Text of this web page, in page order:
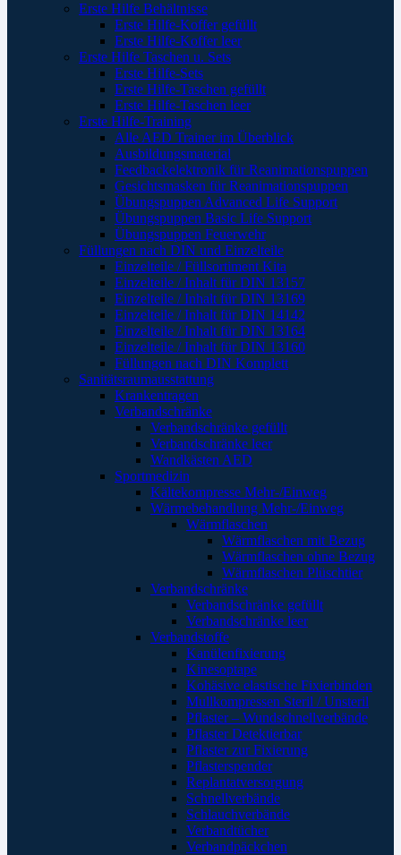
Erste Hilfe Behältnisse
Erste Hilfe-Koffer gefüllt
Erste Hilfe-Koffer leer
Erste Hilfe Taschen u. Sets
Erste Hilfe-Sets
Erste Hilfe-Taschen gefüllt
Erste Hilfe-Taschen leer
Erste Hilfe-Training
Alle AED Trainer im Überblick
Ausbildungsmaterial
Feedbackelektronik für Reanimationspuppen
Gesichtsmasken für Reanimationspuppen
Übungspuppen Advanced Life Support
Übungspuppen Basic Life Support
Übungspuppen Feuerwehr
Füllungen nach DIN und Einzelteile
Einzelteile / Füllsortiment Kita
Einzelteile / Inhalt für DIN 13157
Einzelteile / Inhalt für DIN 13169
Einzelteile / Inhalt für DIN 14142
Einzelteile / Inhalt für DIN 13164
Einzelteile / Inhalt für DIN 13160
Füllungen nach DIN Komplett
Sanitätsraumausstattung
Krankentragen
Verbandschränke
Verbandschränke gefüllt
Verbandschränke leer
Wandkästen AED
Sportmedizin
Kältekompresse Mehr-/Einweg
Wärmebehandlung Mehr-/Einweg
Wärmflaschen
Wärmflaschen mit Bezug
Wärmflaschen ohne Bezug
Wärmflaschen Plüschtier
Verbandschränke
Verbandschränke gefüllt
Verbandschränke leer
Verbandstoffe
Kanülenfixierung
Kinesoptape
Kohäsive elastische Fixierbinden
Mullkompressen Steril / Unsteril
Pflaster – Wundschnellverbände
Pflaster Detektierbar
Pflaster zur Fixierung
Pflasterspender
Replantatversorgung
Schnellverbände
Schlauchverbände
Verbandtücher
Verbandpäckchen